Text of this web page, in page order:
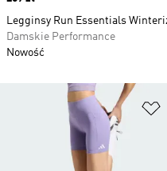
Legginsy Run Essentials
Damskie Performance
Nowość